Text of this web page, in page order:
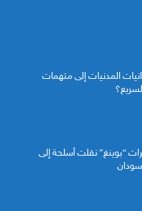
المدنيات إلى متهمات
“بوينغ” نقلت أسلحة إلى